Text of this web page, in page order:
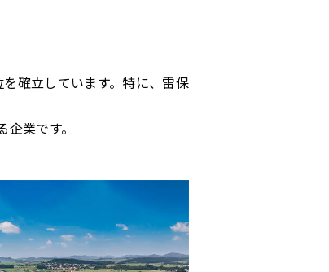
確立しています。特に、雷保
業です。